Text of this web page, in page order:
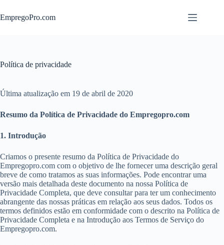
para
o
EmpregoPro.com
Política de privacidade
Última atualização em 19 de abril de 2020
Resumo da Política de Privacidade do Empregopro.com
1. Introdução
Criamos o presente resumo da Política de Privacidade do
Empregopro.com com o objetivo de lhe fornecer uma descrição geral
breve de como tratamos as suas informações. Pode encontrar uma
versão mais detalhada deste documento na nossa Política de
Privacidade Completa, que deve consultar para ter um conhecimento
abrangente das nossas práticas em relação aos seus dados. Todos os
termos definidos estão em conformidade com o descrito na Política de
Privacidade Completa e na Introdução aos Termos de Serviço do
Empregopro.com.